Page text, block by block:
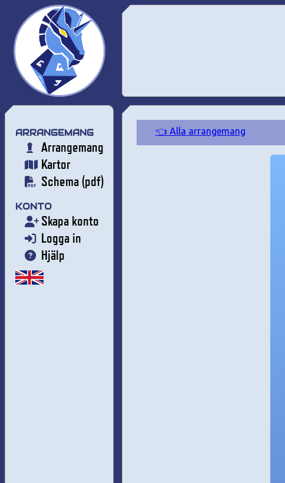
ARRANGEMANG
Arrangemang
Kartor
Schema (pdf)
KONTO
Skapa konto
Logga in
Hjälp
👈 Alla arrangemang